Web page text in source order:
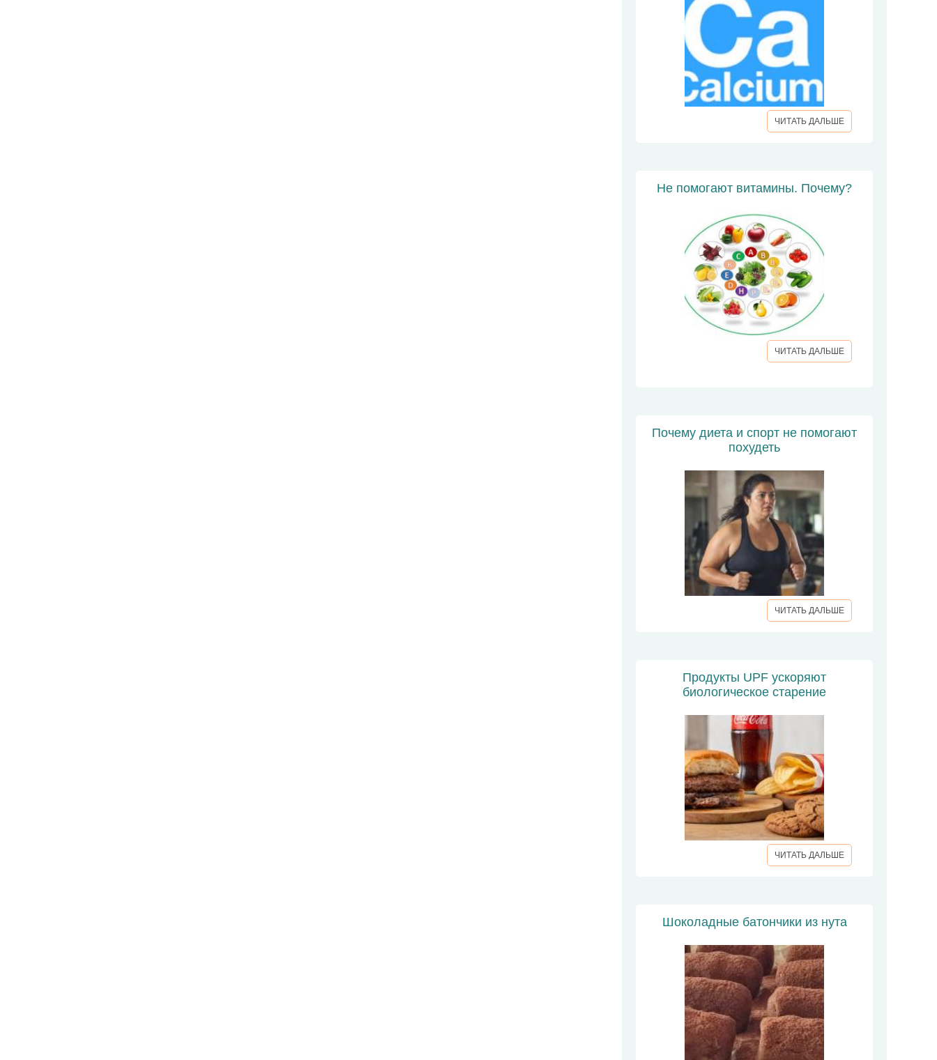
ЧИТАТЬ ДАЛЬШЕ
Не помогают витамины. Почему?
ЧИТАТЬ ДАЛЬШЕ
Почему диета и спорт не помогают
похудеть
ЧИТАТЬ ДАЛЬШЕ
Продукты UPF ускоряют
биологическое старение
ЧИТАТЬ ДАЛЬШЕ
Шоколадные батончики из нута